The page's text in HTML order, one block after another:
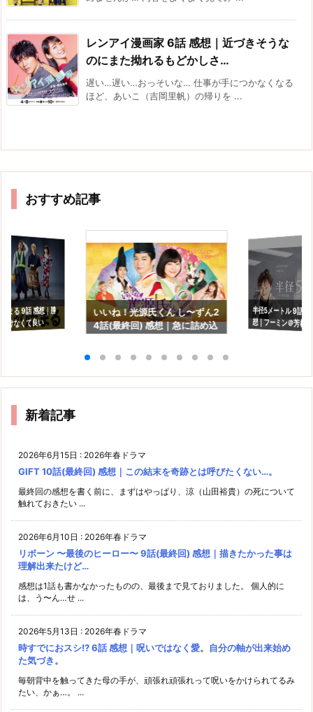
レンアイ漫画家 6話 感想｜近づきそうな
のにまた拗れるもどかしさ…
遅い…遅い…おっそいな… 仕事が手につかなくなる
ほど、あいこ（吉岡里帆）の帰りを ...
おすすめ記事
まる 9話 感想｜勝
けなくて良い
いいね！光源氏くん し〜ずん2
4話(最終回) 感想｜急に詰め込
半径5メートル 9話(
想｜フーミン＠芳根
長を見守るドラマで
新着記事
2026年6月15日 : 2026年春ドラマ
GIFT 10話(最終回) 感想｜この結末を奇跡とは呼びたくない…。
最終回の感想を書く前に、まずはやっぱり、涼（山田裕貴）の死について
触れておきたい ...
2026年6月10日 : 2026年春ドラマ
リボーン 〜最後のヒーロー〜 9話(最終回) 感想｜描きたかった事は
理解出来たけど…
感想は1話も書かなかったものの、最後まで見ておりました。 個人的に
は、う〜ん…せ ...
2026年5月13日 : 2026年春ドラマ
時すでにおスシ!? 6話 感想｜呪いではなく愛。自分の軸が出来始め
た気づき。
毎朝背中を触ってきた母の手が、頑張れ頑張れって呪いをかけられてるみ
たい、かぁ…。 ...